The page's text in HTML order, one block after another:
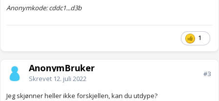
Anonymkode: cddc1...d3b
1
AnonymBruker
Skrevet 12. juli 2022
#3
Jeg skjønner heller ikke forskjellen, kan du utdype?